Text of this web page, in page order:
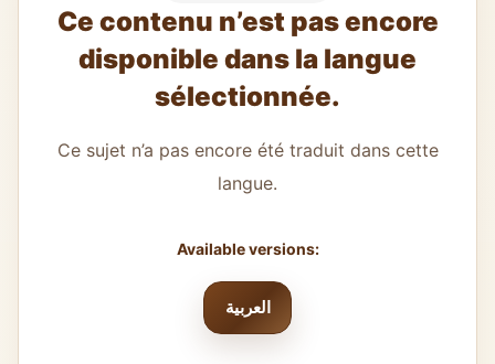
Ce contenu n’est pas encore
disponible dans la langue
sélectionnée.
Ce sujet n’a pas encore été traduit dans cette
langue.
Available versions:
العربية